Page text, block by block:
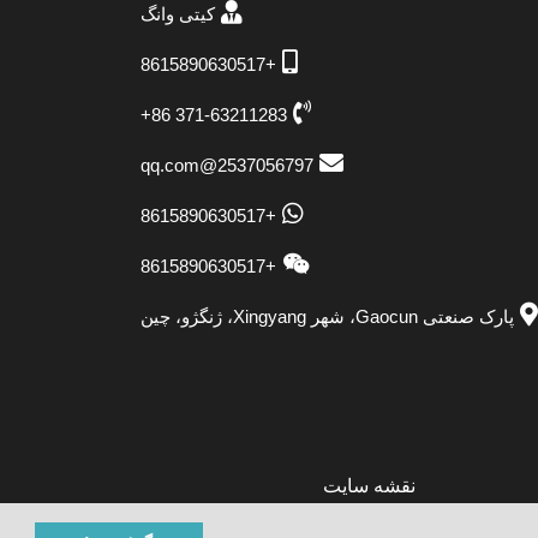
کیتی وانگ
+8615890630517
‎+86 371-63211283‎
2537056797@qq.com
+8615890630517
+8615890630517
پارک صنعتی Gaocun، شهر Xingyang، ژنگژو، چین
نقشه سایت